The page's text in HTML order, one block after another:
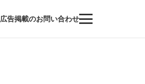
広告掲載のお問い合わせ